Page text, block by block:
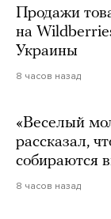
Продажи
на
Украины
8 часов назад
«Веселый
рассказал,
собираются
8 часов назад